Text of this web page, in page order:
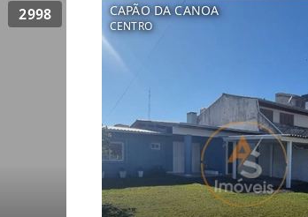
2998 CAPÃO DA CANOA
CENTRO